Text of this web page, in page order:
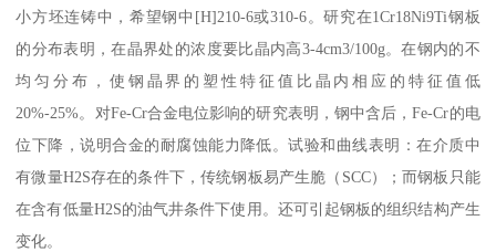
小方坯连铸中，希望钢中[H]210-6或310-6。研究在1Cr18Ni9Ti钢板
的分布表明，在晶界处的浓度要比晶内高3-4cm3/100g。在钢内的不
均匀分布，使钢晶界的塑性特征值比晶内相应的特征值低
20%-25%。对Fe-Cr合金电位影响的研究表明，钢中含后，Fe-Cr的电
位下降，说明合金的耐腐蚀能力降低。试验和曲线表明：在介质中
有微量H2S存在的条件下，传统钢板易产生脆（SCC）；而钢板只能
在含有低量H2S的油气井条件下使用。还可引起钢板的组织结构产生
变化。